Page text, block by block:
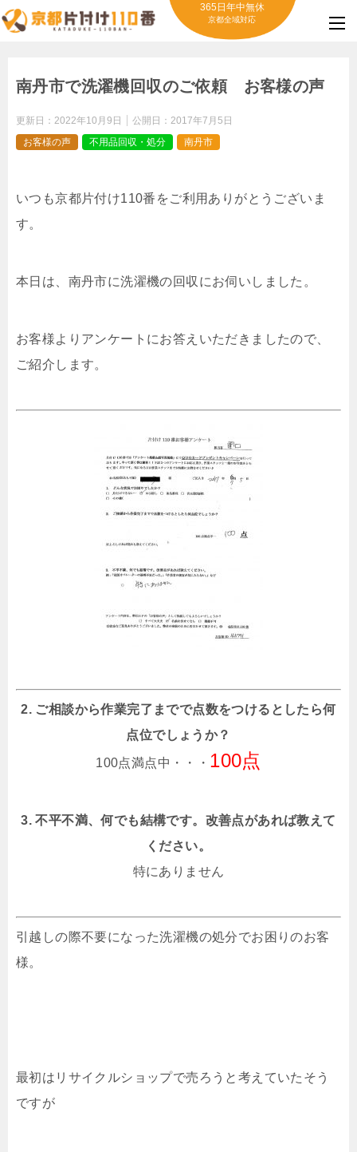
365日年中無休
京都全域対応
南丹市で洗濯機回収のご依頼 お客様の声
更新日： 2022年10月9日 公開日： 2017年7月5日
お客様の声
不用品回収・処分 南丹市
いつも京都片付け110番をご利用ありがとうございま
す。
本日は、南丹市に洗濯機の回収にお伺いしました。
お客様よりアンケートにお答えいただきましたので、
ご紹介します。
2. ご相談から作業完了までで点数をつけるとしたら何
点位でしょうか？
100点満点中・・・ 100点
3. 不平不満、何でも結構です。改善点があれば教えて
ください。
特にありません
引越しの際不要になった洗濯機の処分でお困りのお客
様。
最初はリサイクルショップで売ろうと考えていたそう
ですが